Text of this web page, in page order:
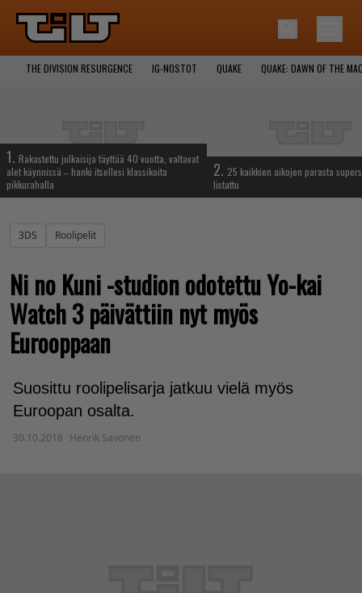
THE DIVISION RESURGENCE IG-NOSTOT QUAKE QUAKE: DAWN OF THE
1. Rakastettu julkaisija täyttää 40 vuotta, valtavat
alet käynnissä – hanki itsellesi klassikoita
pikkurahalla
2. 25 kaikkien aikojen parasta
listattu
3DS Roolipelit
Ni no Kuni -studion odotettu Yo-kai
Watch 3 päivättiin nyt myös
Eurooppaan
Suosittu roolipelisarja jatkuu vielä myös
Euroopan osalta.
30.10.2018 Henrik Savonen